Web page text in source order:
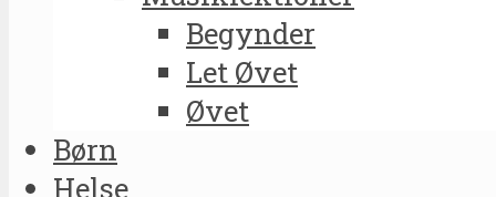
Begynder
Let Øvet
Øvet
Børn
Helse